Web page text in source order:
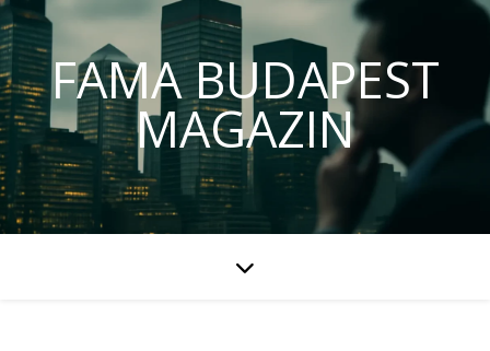
FAMA BUDAPEST
MAGAZIN